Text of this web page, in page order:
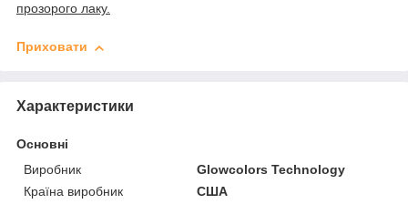
прозорого лаку.
Приховати
Характеристики
Основні
Виробник
Glowcolors Technology
Країна виробник
США